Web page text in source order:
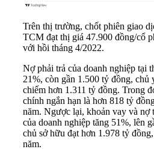
Trên thị trường, chốt phiên giao
TCM đạt thị giá 47.900 đồng/cổ
với hồi tháng 4/2022.
Nợ phải trả của doanh nghiệp tại
21%, còn gần 1.500 tỷ đồng, chủ
chiếm hơn 1.311 tỷ đồng. Trong
chính ngắn hạn là hơn 818 tỷ
năm. Ngược lại, khoản vay và nợ
của doanh nghiệp tăng 51%, lên
chủ sở hữu đạt hơn 1.978 tỷ
năm.